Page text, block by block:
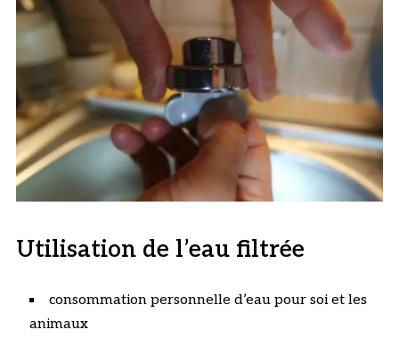
Utilisation de l’eau filtrée
consommation personnelle d’eau pour soi et les
animaux